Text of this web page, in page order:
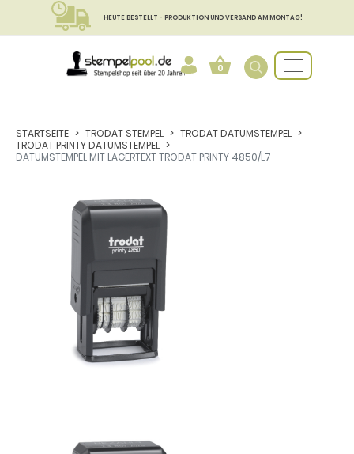
HEUTE BESTELLT - PRODUKTION UND VERSAND AM MONTAG!
0
STARTSEITE TRODAT STEMPEL
TRODAT DATUMSTEMPEL
TRODAT PRINTY DATUMSTEMPEL
DATUMSTEMPEL MIT LAGERTEXT TRODAT PRINTY 4850/L7